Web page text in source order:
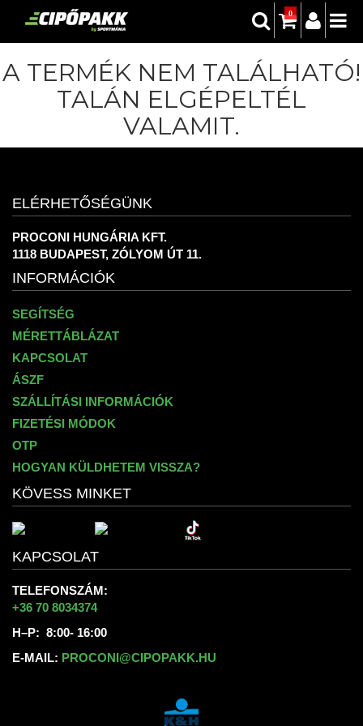
0
A TERMÉK NEM TALÁLHATÓ!
TALÁN ELGÉPELTÉL
VALAMIT.
ELÉRHETŐSÉGÜNK
PROCONI HUNGÁRIA KFT.
1118 BUDAPEST, ZÓLYOM ÚT 11.
INFORMÁCIÓK
SEGÍTSÉG
MÉRETTÁBLÁZAT
KAPCSOLAT
ÁSZF
SZÁLLÍTÁSI INFORMÁCIÓK
FIZETÉSI MÓDOK
OTP
HOGYAN KÜLDHETEM VISSZA?
KÖVESS MINKET
KAPCSOLAT
TELEFONSZÁM:
+36 70 8034374
H–P: 8:00- 16:00
E-MAIL: PROCONI@CIPOPAKK.HU